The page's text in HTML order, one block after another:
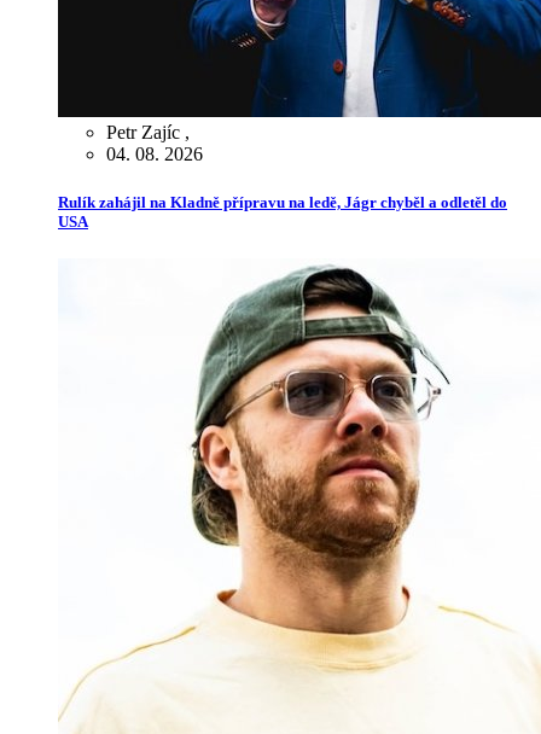
Petr Zajíc ,
04. 08. 2026
Rulík zahájil na Kladně přípravu na ledě, Jágr chyběl a odletěl do
USA